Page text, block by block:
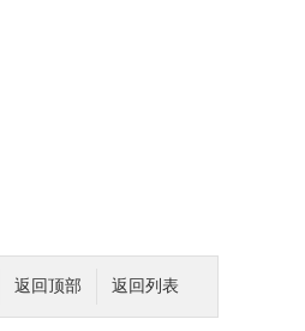
返回列表
返回顶部